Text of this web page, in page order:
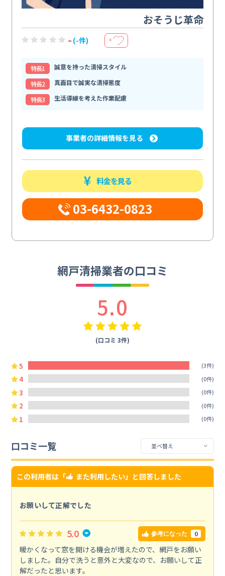
おそうじ革命
- (-件) ＋
特⻑1
誠意を持った清掃スタイル
特⻑2
真面目で誠実な清掃態度
特⻑3
生活導線を考えた作業配慮
事業者の詳細情報を見る
料金を見る
03-6432-0823
網戸清掃業者の口コミ
5.0
(口コミ 3件)
5 (3件)
4 (0件)
3 (0件)
2 (0件)
1 (0件)
口コミ一覧
この利用者は「 また利用したい」と回答しました
お願いして正解でした
5.0 参考になった 0
暖かくなって窓を開ける機会が増えたので、網戸をお願い
しました。自分で洗うと意外と大変なので、お願いして正
解だったと思います。